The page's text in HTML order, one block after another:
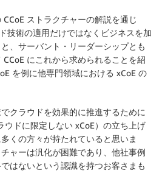
ストラクチャーの解説を通じ
技術の適用だけではなくビジネスを加
、サーバント・リーダーシップとも
にこれから求められることを紹
を例に他専門領域における xCoE の
クラウドを効果的に推進するために
ウドに限定しない xCoE）の立ち上げ
くの方々が持たれていると思いま
ャーは汎化が困難であり、他社事例
はないという認識を持つお客さまも